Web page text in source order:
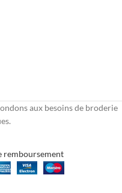
aux besoins de broderie
remboursement